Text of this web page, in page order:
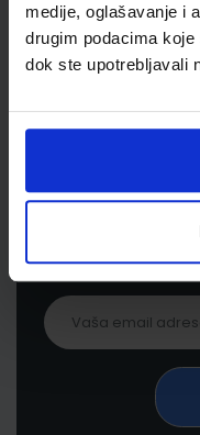
medije, oglašavanje i
drugim podacima
dok ste upotrebljavali
Prijavite se
proizvodima i